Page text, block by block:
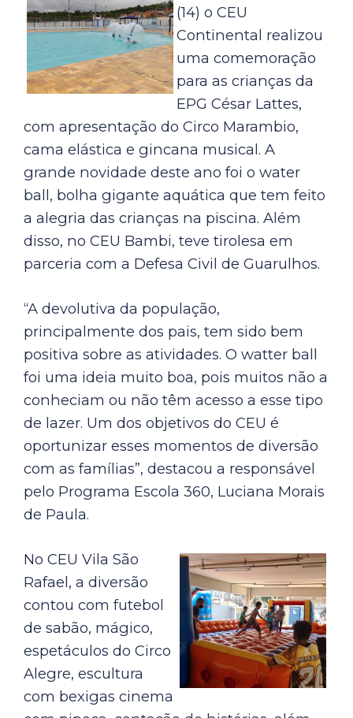
(14) o CEU
Continental realizou
uma comemoração
para as crianças da
EPG César Lattes,
com apresentação do Circo Marambio,
cama elástica e gincana musical. A
grande novidade deste ano foi o water
ball, bolha gigante aquática que tem feito
a alegria das crianças na piscina. Além
disso, no CEU Bambi, teve tirolesa em
parceria com a Defesa Civil de Guarulhos.
“A devolutiva da população,
principalmente dos pais, tem sido bem
positiva sobre as atividades. O watter ball
foi uma ideia muito boa, pois muitos não a
conheciam ou não têm acesso a esse tipo
de lazer. Um dos objetivos do CEU é
oportunizar esses momentos de diversão
com as famílias”, destacou a responsável
pelo Programa Escola 360, Luciana Morais
de Paula.
No CEU Vila São
Rafael, a diversão
contou com futebol
de sabão, mágico,
espetáculos do Circo
Alegre, escultura
com bexigas cinema